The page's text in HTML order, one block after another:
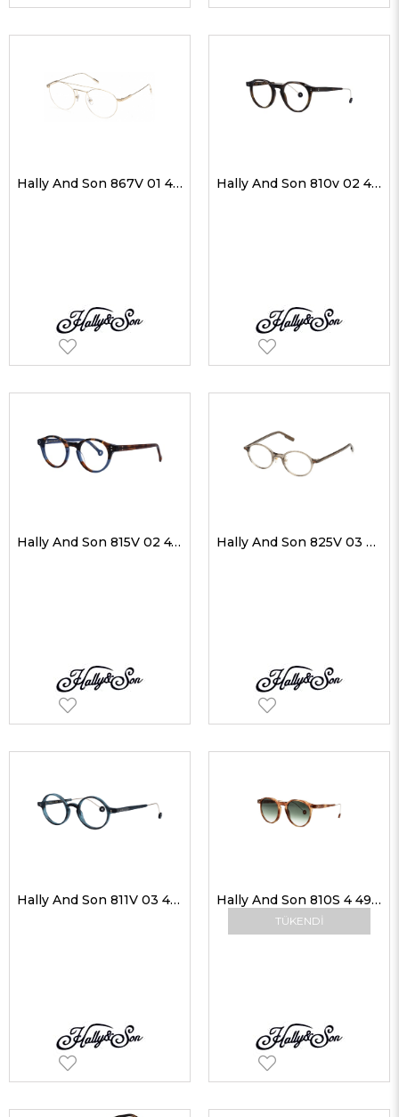
Hally And Son 867V 01 48-19 Unisex Optik Gözlükler Hally And Son 810v 02 49-20 Unisex Optik Gözlükler
Hally And Son 815V 02 47-22 Unisex Optik Gözlükler Hally And Son 825V 03 49-21 Unisex Optik Gözlükler
Hally And Son 811V 03 45-20 Unisex Optik Gözlükler
TÜKENDI
Hally And Son 810S 4 49-20 Unisex Güneş Gözlükleri